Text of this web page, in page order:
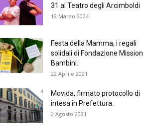
31 al Teatro degli Arcimboldi
19 Marzo 2024
Festa della Mamma, i regali
solidali di Fondazione Mission
Bambini.
22 Aprile 2021
Movida, firmato protocollo di
intesa in Prefettura.
2 Agosto 2021